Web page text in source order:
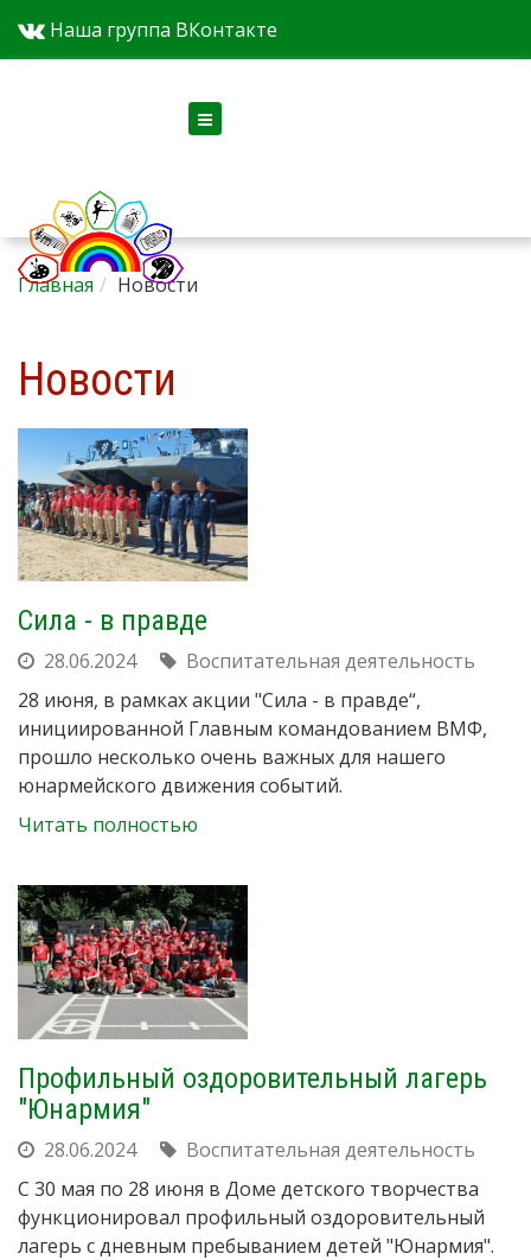
Наша группа ВКонтакте
Главная Новости
Новости
Сила - в правде
28.06.2024
Воспитательная деятельность
28 июня, в рамках акции "Сила - в правде“,
инициированной Главным командованием ВМФ,
прошло несколько очень важных для нашего
юнармейского движения событий.
Читать полностью
Профильный оздоровительный лагерь
"Юнармия"
28.06.2024
Воспитательная деятельность
С 30 мая по 28 июня в Доме детского творчества
функционировал профильный оздоровительный
лагерь с дневным пребыванием детей "Юнармия".